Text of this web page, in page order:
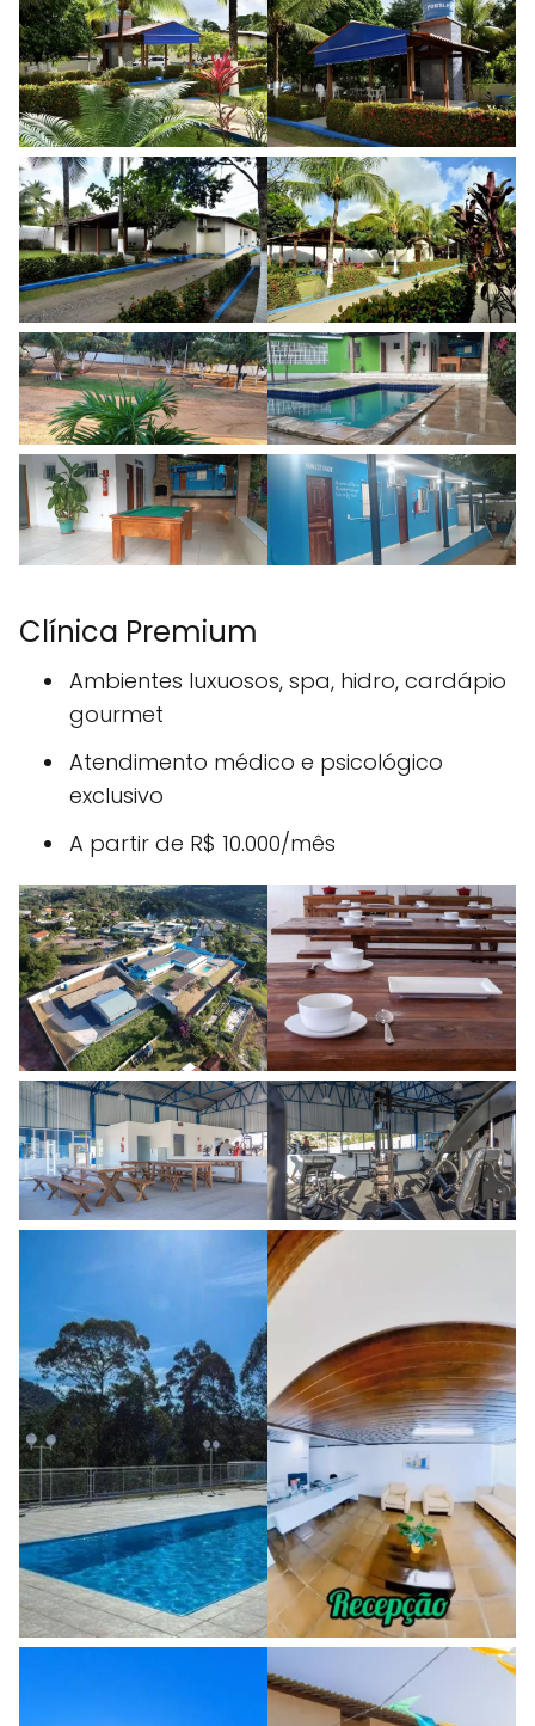
Clínica Premium
Ambientes luxuosos, spa, hidro, cardápio
gourmet
Atendimento médico e psicológico
exclusivo
A partir de R$ 10.000/mês